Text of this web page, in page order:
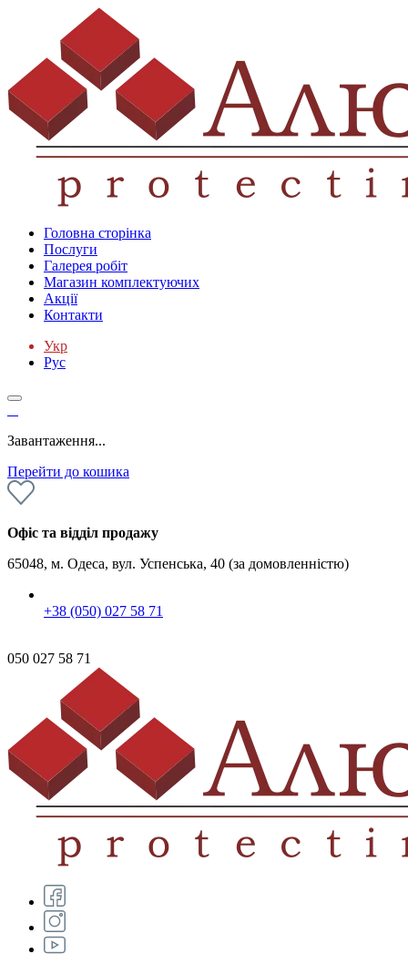
Головна сторінка
Послуги
Галерея робіт
Магазин комплектуючих
Акції
Контакти
Укр
Рус
Завантаження...
Перейти до кошика
Офіс та відділ продажу
65048, м. Одеса, вул. Успенська, 40 (за домовленністю)
+38 (050) 027 58 71
050 027 58 71